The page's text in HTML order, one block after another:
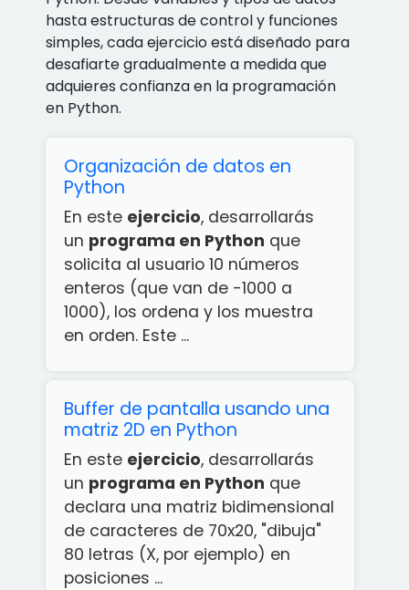
hasta estructuras de control y funciones
simples, cada ejercicio está diseñado para
desafiarte gradualmente a medida que
adquieres confianza en la programación
en Python.
Organización de datos en
Python
En este ejercicio, desarrollarás
un programa en Python que
solicita al usuario 10 números
enteros (que van de -1000 a
1000), los ordena y los muestra
en orden. Este ...
Buffer de pantalla usando una
matriz 2D en Python
En este ejercicio, desarrollarás
un programa en Python que
declara una matriz bidimensional
de caracteres de 70x20, "dibuja"
80 letras (X, por ejemplo) en
posiciones ...